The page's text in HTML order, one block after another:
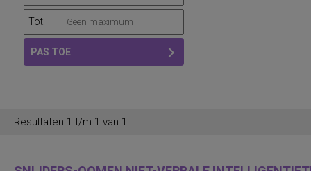
Tot:
PAS TOE
Resultaten 1 t/m 1 van 1